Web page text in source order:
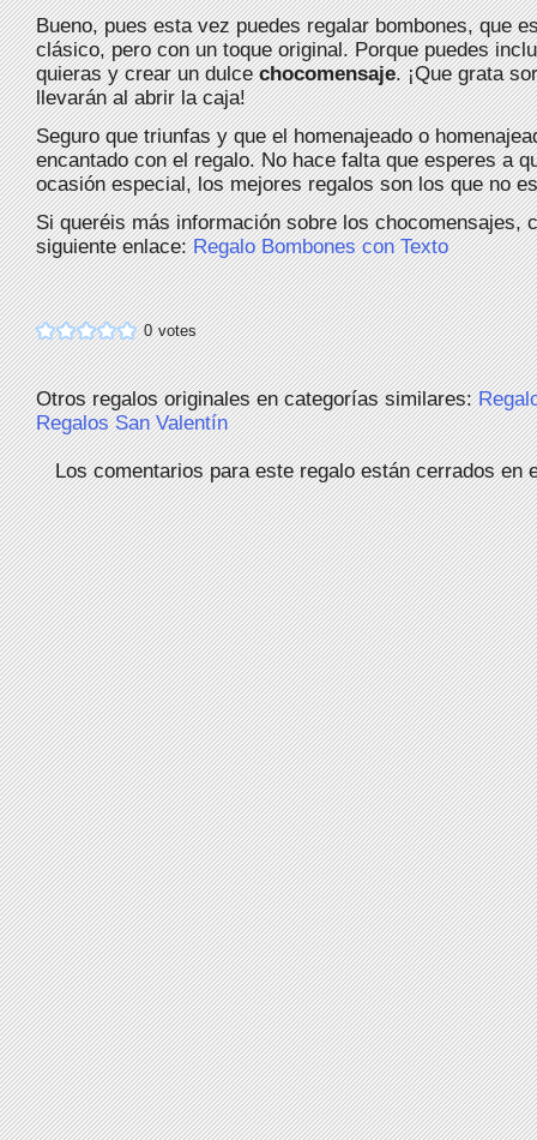
Bueno, pues esta vez puedes regalar bombones, que
clásico, pero con un toque original. Porque puedes
quieras y crear un dulcechocomensaje. ¡Que grata
llevarán al abrir la caja!
Seguro que triunfas y que el homenajeado o
encantado con el regalo. No hace falta que esperes a
ocasión especial, los mejores regalos son los que no
Si queréis más información sobre los chocomensajes,
siguiente enlace:Regalo Bombones con Texto
0 votes
Otros regalos originales en categorías similares:
Regalos San Valentín
Los comentarios para este regalo están cerrados en